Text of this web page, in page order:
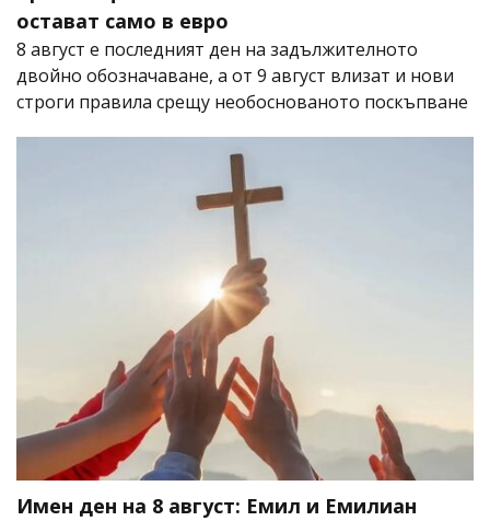
остават само в евро
8 август е последният ден на задължителното
двойно обозначаване, а от 9 август влизат и нови
строги правила срещу необоснованото поскъпване
Имен ден на 8 август: Емил и Емилиан